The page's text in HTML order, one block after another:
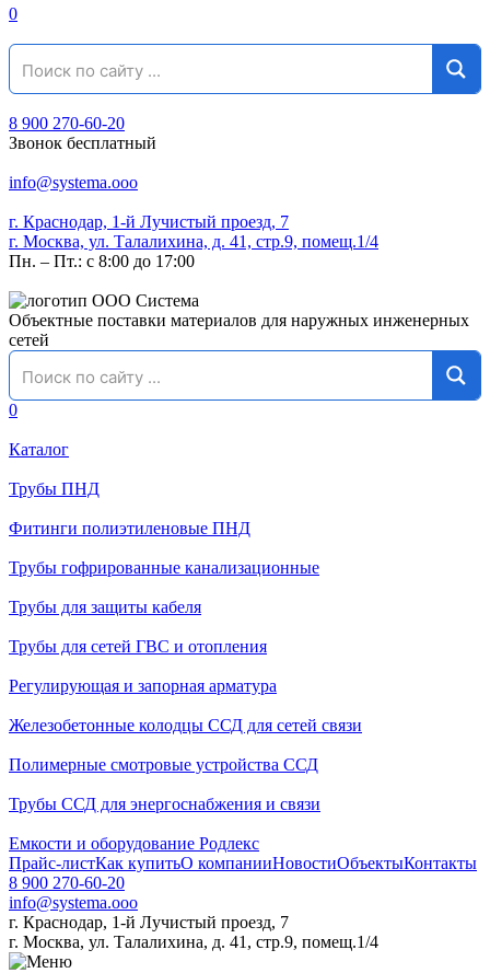
0
8 900 270-60-20
Звонок бесплатный
info@systema.ooo
г. Краснодар, 1-й Лучистый проезд, 7
г. Москва, ул. Талалихина, д. 41, стр.9, помещ.1/4
Пн. – Пт.: с 8:00 до 17:00
Объектные поставки материалов для наружных инженерных
сетей
0
Каталог
Трубы ПНД
Фитинги полиэтиленовые ПНД
Трубы гофрированные канализационные
Трубы для защиты кабеля
Трубы для сетей ГВС и отопления
Регулирующая и запорная арматура
Железобетонные колодцы ССД для сетей связи
Полимерные смотровые устройства ССД
Трубы ССД для энергоснабжения и связи
Емкости и оборудование Родлекс
Прайс-листКак купитьО компанииНовостиОбъектыКонтакты
8 900 270-60-20
info@systema.ooo
г. Краснодар, 1-й Лучистый проезд, 7
г. Москва, ул. Талалихина, д. 41, стр.9, помещ.1/4